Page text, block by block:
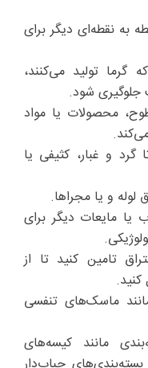
به نقطه‌ای دیگر برای
گرما تولید می‌کنند،
جلوگیری شود.
محصولات یا مواد
و غبار، کثیفی یا
لوله و یا مجراها.
یا مایعات دیگر برای
تامین کنید تا از
ماسک‌های تنفسی
مانند کیسه‌های